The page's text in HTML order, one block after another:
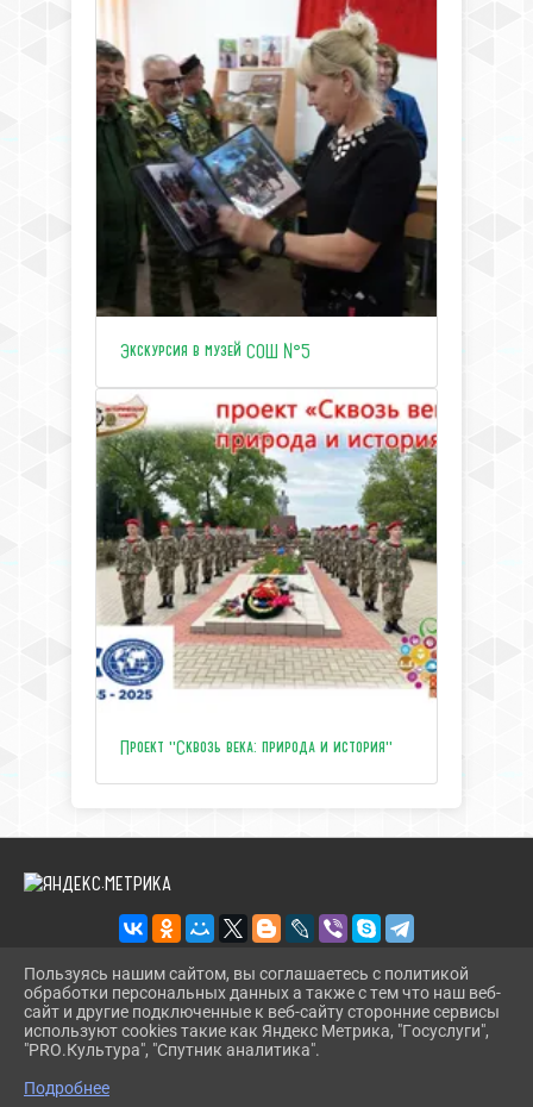
Экскурсия в музей СОШ №5
Проект "Сквозь века: природа и история"
2026 Г. ЦЕНТРТУРИЗМАТЕМРЮК.РФ
ВХОД
КАРТА САЙТА
Пользуясь нашим сайтом, вы соглашаетесь с политикой
обработки персональных данных а также с тем что наш веб-
сайт и другие подключенные к веб-сайту сторонние сервисы
используют cookies такие как Яндекс Метрика, "Госуслуги",
"PRO.Культура", "Спутник аналитика".
Подробнее